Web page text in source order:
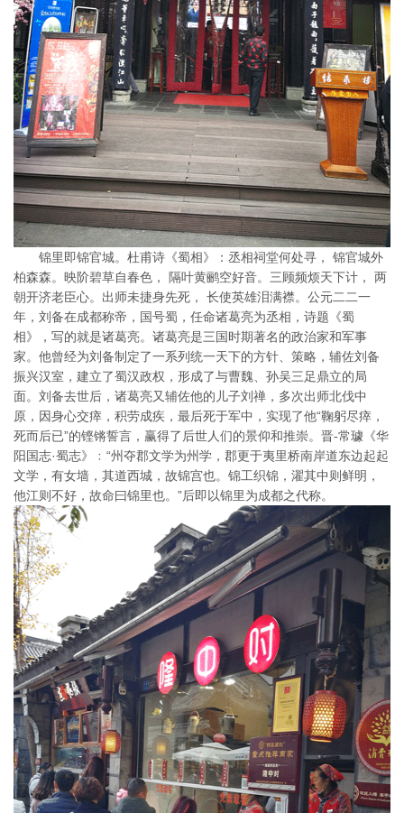
锦里即锦官城。杜甫诗《蜀相》：丞相祠堂何处寻， 锦官城外
柏森森。映阶碧草自春色， 隔叶黄鹂空好音。三顾频烦天下计， 两
朝开济老臣心。出师未捷身先死， 长使英雄泪满襟。公元二二一
年，刘备在成都称帝，国号蜀，任命诸葛亮为丞相，诗题《蜀
相》，写的就是诸葛亮。诸葛亮是三国时期著名的政治家和军事
家。他曾经为刘备制定了一系列统一天下的方针、策略，辅佐刘备
振兴汉室，建立了蜀汉政权，形成了与曹魏、孙吴三足鼎立的局
面。刘备去世后，诸葛亮又辅佐他的儿子刘禅，多次出师北伐中
原，因身心交瘁，积劳成疾，最后死于军中，实现了他“鞠躬尽瘁，
死而后已”的铿锵誓言，赢得了后世人们的景仰和推崇。晋-常璩《华
阳国志·蜀志》﹕“州夺郡文学为州学，郡更于夷里桥南岸道东边起起
文学，有女墙，其道西城，故锦宫也。锦工织锦，濯其中则鲜明，
他江则不好，故命曰锦里也。”后即以锦里为成都之代称。